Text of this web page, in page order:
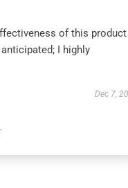
of this product
I highly
Dec 7,